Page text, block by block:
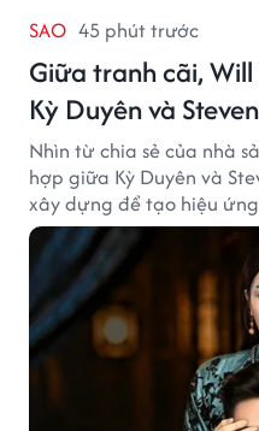
SAO 45 phút trước
Giữa tranh cãi,
Kỳ Duyên và
Nhìn từ chia sẻ của nhà
hợp giữa Kỳ Duyên và
xây dựng để tạo hiệu